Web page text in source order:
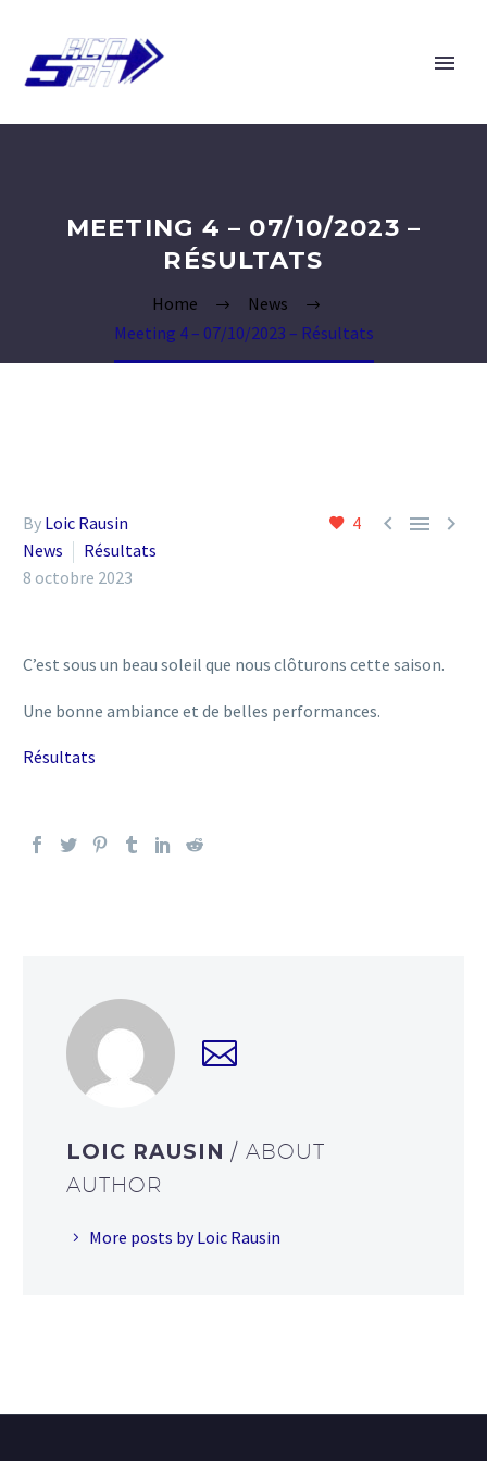
MEETING 4 – 07/10/2023 –
RÉSULTATS
Home
News
Meeting 4 – 07/10/2023 – Résultats
4   
By Loic Rausin
News
Résultats
8 octobre 2023
C’est sous un beau soleil que nous clôturons cette saison.
Une bonne ambiance et de belles performances.
Résultats
LOIC RAUSIN/ ABOUT
AUTHOR
More posts by Loic Rausin